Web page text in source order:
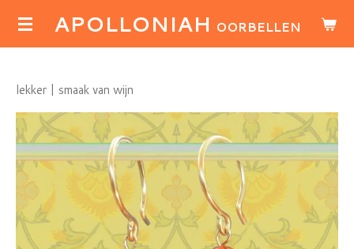
Ga
de
APOLLONIAH OORBELLEN
lekker | smaak van wijn